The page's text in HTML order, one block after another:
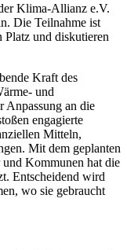
Klima-Allianz e.V.
Die Teilnahme ist
Platz und diskutieren
Kraft des
und
Anpassung an die
engagierte
Mitteln,
Mit dem geplanten
Kommunen hat die
Entscheidend wird
wo sie gebraucht